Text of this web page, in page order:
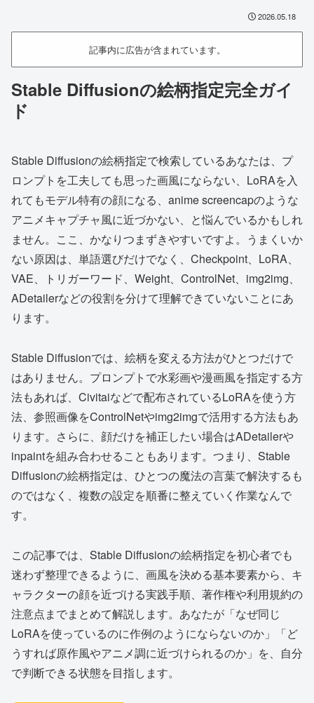
2026.05.18
記事内に広告が含まれています。
Stable Diffusionの絵柄指定完全ガイ
ド
Stable Diffusionの絵柄指定で検索しているあなたは、プ
ロンプトを工夫しても思った画風にならない、LoRAを入
れてもモデル特有の顔になる、anime screencapのような
アニメキャプチャ風に近づかない、と悩んでいるかもしれ
ません。ここ、かなりつまずきやすいですよ。うまくいか
ない原因は、単語選びだけでなく、Checkpoint、LoRA、
VAE、トリガーワード、Weight、ControlNet、img2img、
ADetailerなどの役割を分けて理解できていないことにあ
ります。
Stable Diffusionでは、絵柄を変える方法がひとつだけで
はありません。プロンプトで水彩画や漫画風を指定する方
法もあれば、Civitaiなどで配布されているLoRAを使う方
法、参照画像をControlNetやimg2imgで活用する方法もあ
ります。さらに、顔だけを補正したい場合はADetailerや
inpaintを組み合わせることもあります。つまり、Stable
Diffusionの絵柄指定は、ひとつの魔法の言葉で解決するも
のではなく、複数の設定を順番に整えていく作業なんで
す。
この記事では、Stable Diffusionの絵柄指定を初心者でも
迷わず整理できるように、画風を決める基本要素から、キ
ャラクターの顔を近づける実践手順、著作権や利用規約の
注意点までまとめて解説します。あなたが「なぜ同じ
LoRAを使っているのに作例のようにならないのか」「ど
うすれば原作風やアニメ調に近づけられるのか」を、自分
で判断できる状態を目指します。